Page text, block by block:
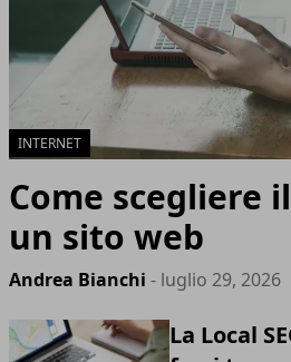
INTERNET
Come scegliere
un sito web
Andrea Bianchi - luglio 29, 2026
La Local